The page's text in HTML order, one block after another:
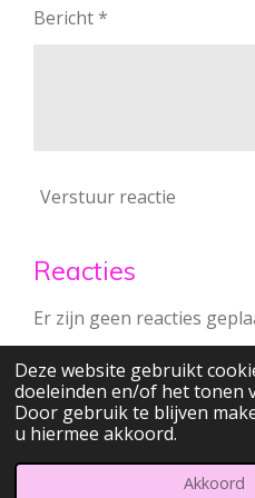
Deze website gebruikt
doeleinden en/of het tonen
Door gebruik te blijven
u hiermee akkoord.
Akkoord
Bericht *
Verstuur reactie
Reacties
Er zijn geen reacties
© 2022 - 2026